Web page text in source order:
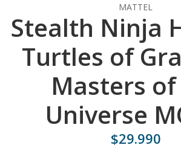
MATTEL
Stealth Ninja
Turtles of
Masters
Universe
$29.990